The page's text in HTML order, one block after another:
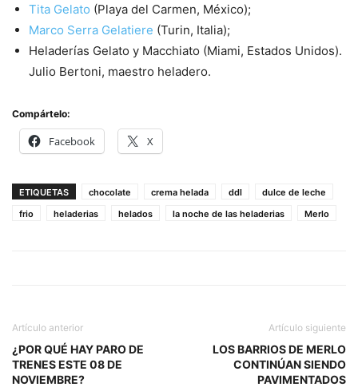
Tita Gelato (Playa del Carmen, México);
Marco Serra Gelatiere (Turin, Italia);
Heladerías Gelato y Macchiato (Miami, Estados Unidos).
Julio Bertoni, maestro heladero.
Compártelo:
Facebook X
ETIQUETAS chocolate crema helada ddl
dulce de leche
frio
heladerias helados la noche de las heladerias Merlo
Artículo anterior
¿POR QUÉ HAY PARO DE
TRENES ESTE 08 DE
NOVIEMBRE?
Artículo siguiente
LOS BARRIOS DE MERLO
CONTINÚAN SIENDO
PAVIMENTADOS